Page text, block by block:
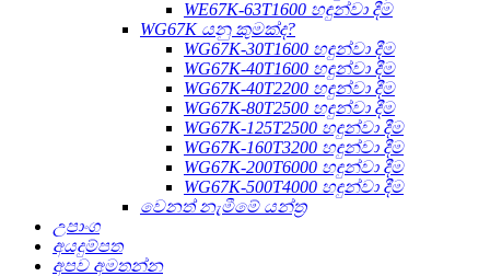
WE67K-63T1600 හඳුන්වා දීම
WG67K යනු කුමක්ද?
WG67K-30T1600 හඳුන්වා දීම
WG67K-40T1600 හඳුන්වා දීම
WG67K-40T2200 හඳුන්වා දීම
WG67K-80T2500 හඳුන්වා දීම
WG67K-125T2500 හඳුන්වා දීම
WG67K-160T3200 හඳුන්වා දීම
WG67K-200T6000 හඳුන්වා දීම
WG67K-500T4000 හඳුන්වා දීම
වෙනත් නැමීමේ යන්ත්‍ර
උපාංග
අයදුම්පත
අපව අමතන්න